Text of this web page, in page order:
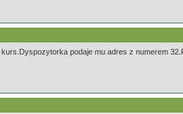
podaje mu adres z numerem